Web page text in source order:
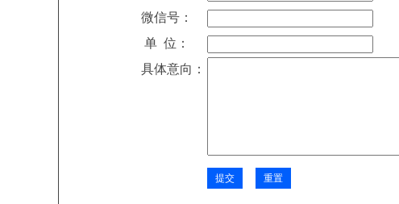
微信号：
单 位：
具体意向：
陕西省商洛市山阳县磨沟水库枢纽工程项目